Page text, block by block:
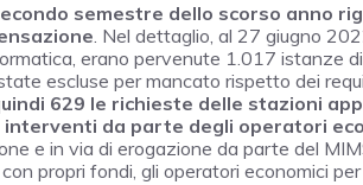
semestre dello scorso anno
. Nel dettaglio, al 27 giugno
erano pervenute 1.017 istanze
escluse per mancato rispetto dei
629 le richieste delle stazioni
da parte degli operatori
e in via di erogazione da parte del
propri fondi, gli operatori economici